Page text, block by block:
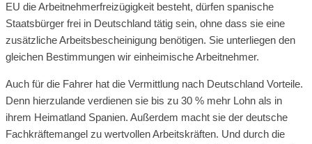
EU die Arbeitnehmerfreizügigkeit besteht, dürfen spanische
Staatsbürger frei in Deutschland tätig sein, ohne dass sie eine
zusätzliche Arbeitsbescheinigung benötigen. Sie unterliegen den
gleichen Bestimmungen wir einheimische Arbeitnehmer.
Auch für die Fahrer hat die Vermittlung nach Deutschland Vorteile.
Denn hierzulande verdienen sie bis zu 30 % mehr Lohn als in
ihrem Heimatland Spanien. Außerdem macht sie der deutsche
Fachkräftemangel zu wertvollen Arbeitskräften. Und durch die